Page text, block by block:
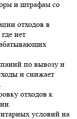
и штрафам со
отходов в
нет
по вывозу и
и снижает
отходов к
условий на